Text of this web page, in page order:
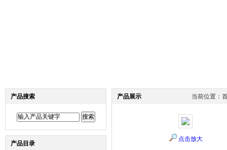
产品搜索
产品目录
产品展示 当前位置：
点击放大